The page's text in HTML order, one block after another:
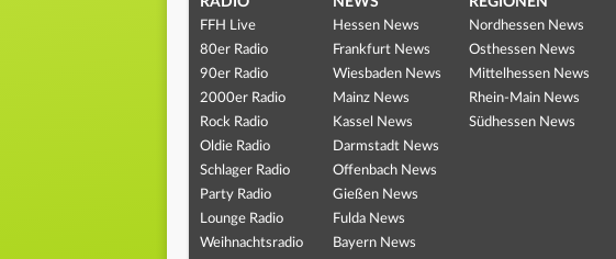
FFH Live
80er Radio
90er Radio
2000er Radio
Rock Radio
Oldie Radio
Schlager Radio
Party Radio
Lounge Radio
Weihnachtsradio
Hessen News
Frankfurt News
Wiesbaden News
Mainz News
Kassel News
Darmstadt News
Offenbach News
Gießen News
Fulda News
Bayern News
Nordhessen News
Osthessen News
Mittelhessen News
Rhein-Main News
Südhessen News